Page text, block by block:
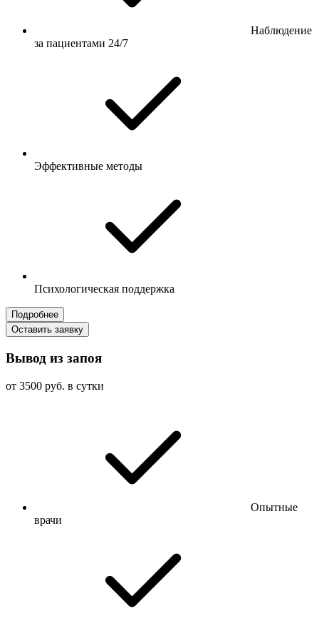
Наблюдение
за пациентами 24/7
Эффективные методы
Психологическая поддержка
Подробнее
Оставить заявку
Вывод из запоя
от 3500 руб. в сутки
Опытные
врачи